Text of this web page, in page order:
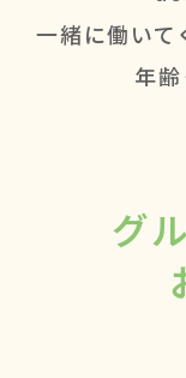
一緒に働いて
年齢
グ